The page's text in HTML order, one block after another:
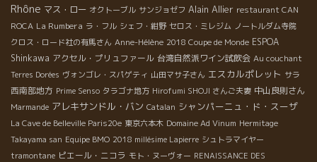
Rhône マス・ロー オクトーブル サンジョゼフ Alain Allier restaurant CAN
ROCA La Rumbera ラ・フル シェフ・紺野 セロス・ミレジム ノートルダム寺院
クロス・ロード社の有馬さん Anne-Hélène 2018 Coupe de Monde ESPOA
Shinkawa アクセル・プリュファール 台湾自然派ワイン試飲会 Au couchant
Terres Dorées ヴォンゴレ・スパゲティ 山田マサ子さん エスカルポレット サラ
西南部地方 Prime Senso タラゴナ地方 Hirofumi SHOJI さんご夫妻 中山良則さん
Marmande アレキサンドル・バン Catalan シャンパーニュ・ド・スーザ
La Cave de Belleville Paris20e 東京六本木 Domaine Ad Vinum Hermitage
Takayama san Equipe BMO 2018 millésime Lapierre シュトラマイヤー
tramontane ピエール・ニコラ モト・ヌーヴォー RENAISSANCE DES